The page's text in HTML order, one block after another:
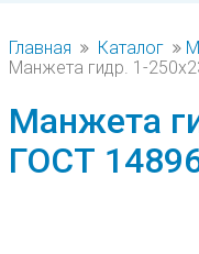
Главная Каталог
Манжета гидр. 1-
Манжета
ГОСТ